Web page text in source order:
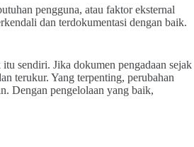
pengguna, atau faktor eksternal
dan terdokumentasi dengan baik.
sendiri. Jika dokumen pengadaan sejak
terukur. Yang terpenting, perubahan
Dengan pengelolaan yang baik,